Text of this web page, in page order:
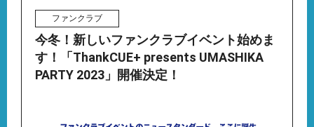
ファンクラブ
今冬！新しいファンクラブイベント始めま
す！「ThankCUE+ presents UMASHIKA
PARTY 2023」開催決定！